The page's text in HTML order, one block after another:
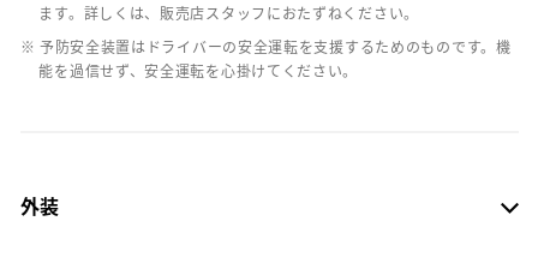
ます。詳しくは、販売店スタッフにおたずねください。
※ 予防安全装置はドライバーの安全運転を支援するためのものです。機
能を過信せず、安全運転を心掛けてください。
外装